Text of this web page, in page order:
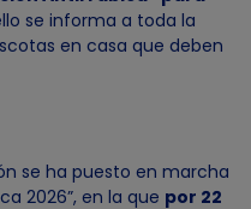
se informa a toda la
en casa que deben
ha puesto en marcha
2026”, en la que por 22